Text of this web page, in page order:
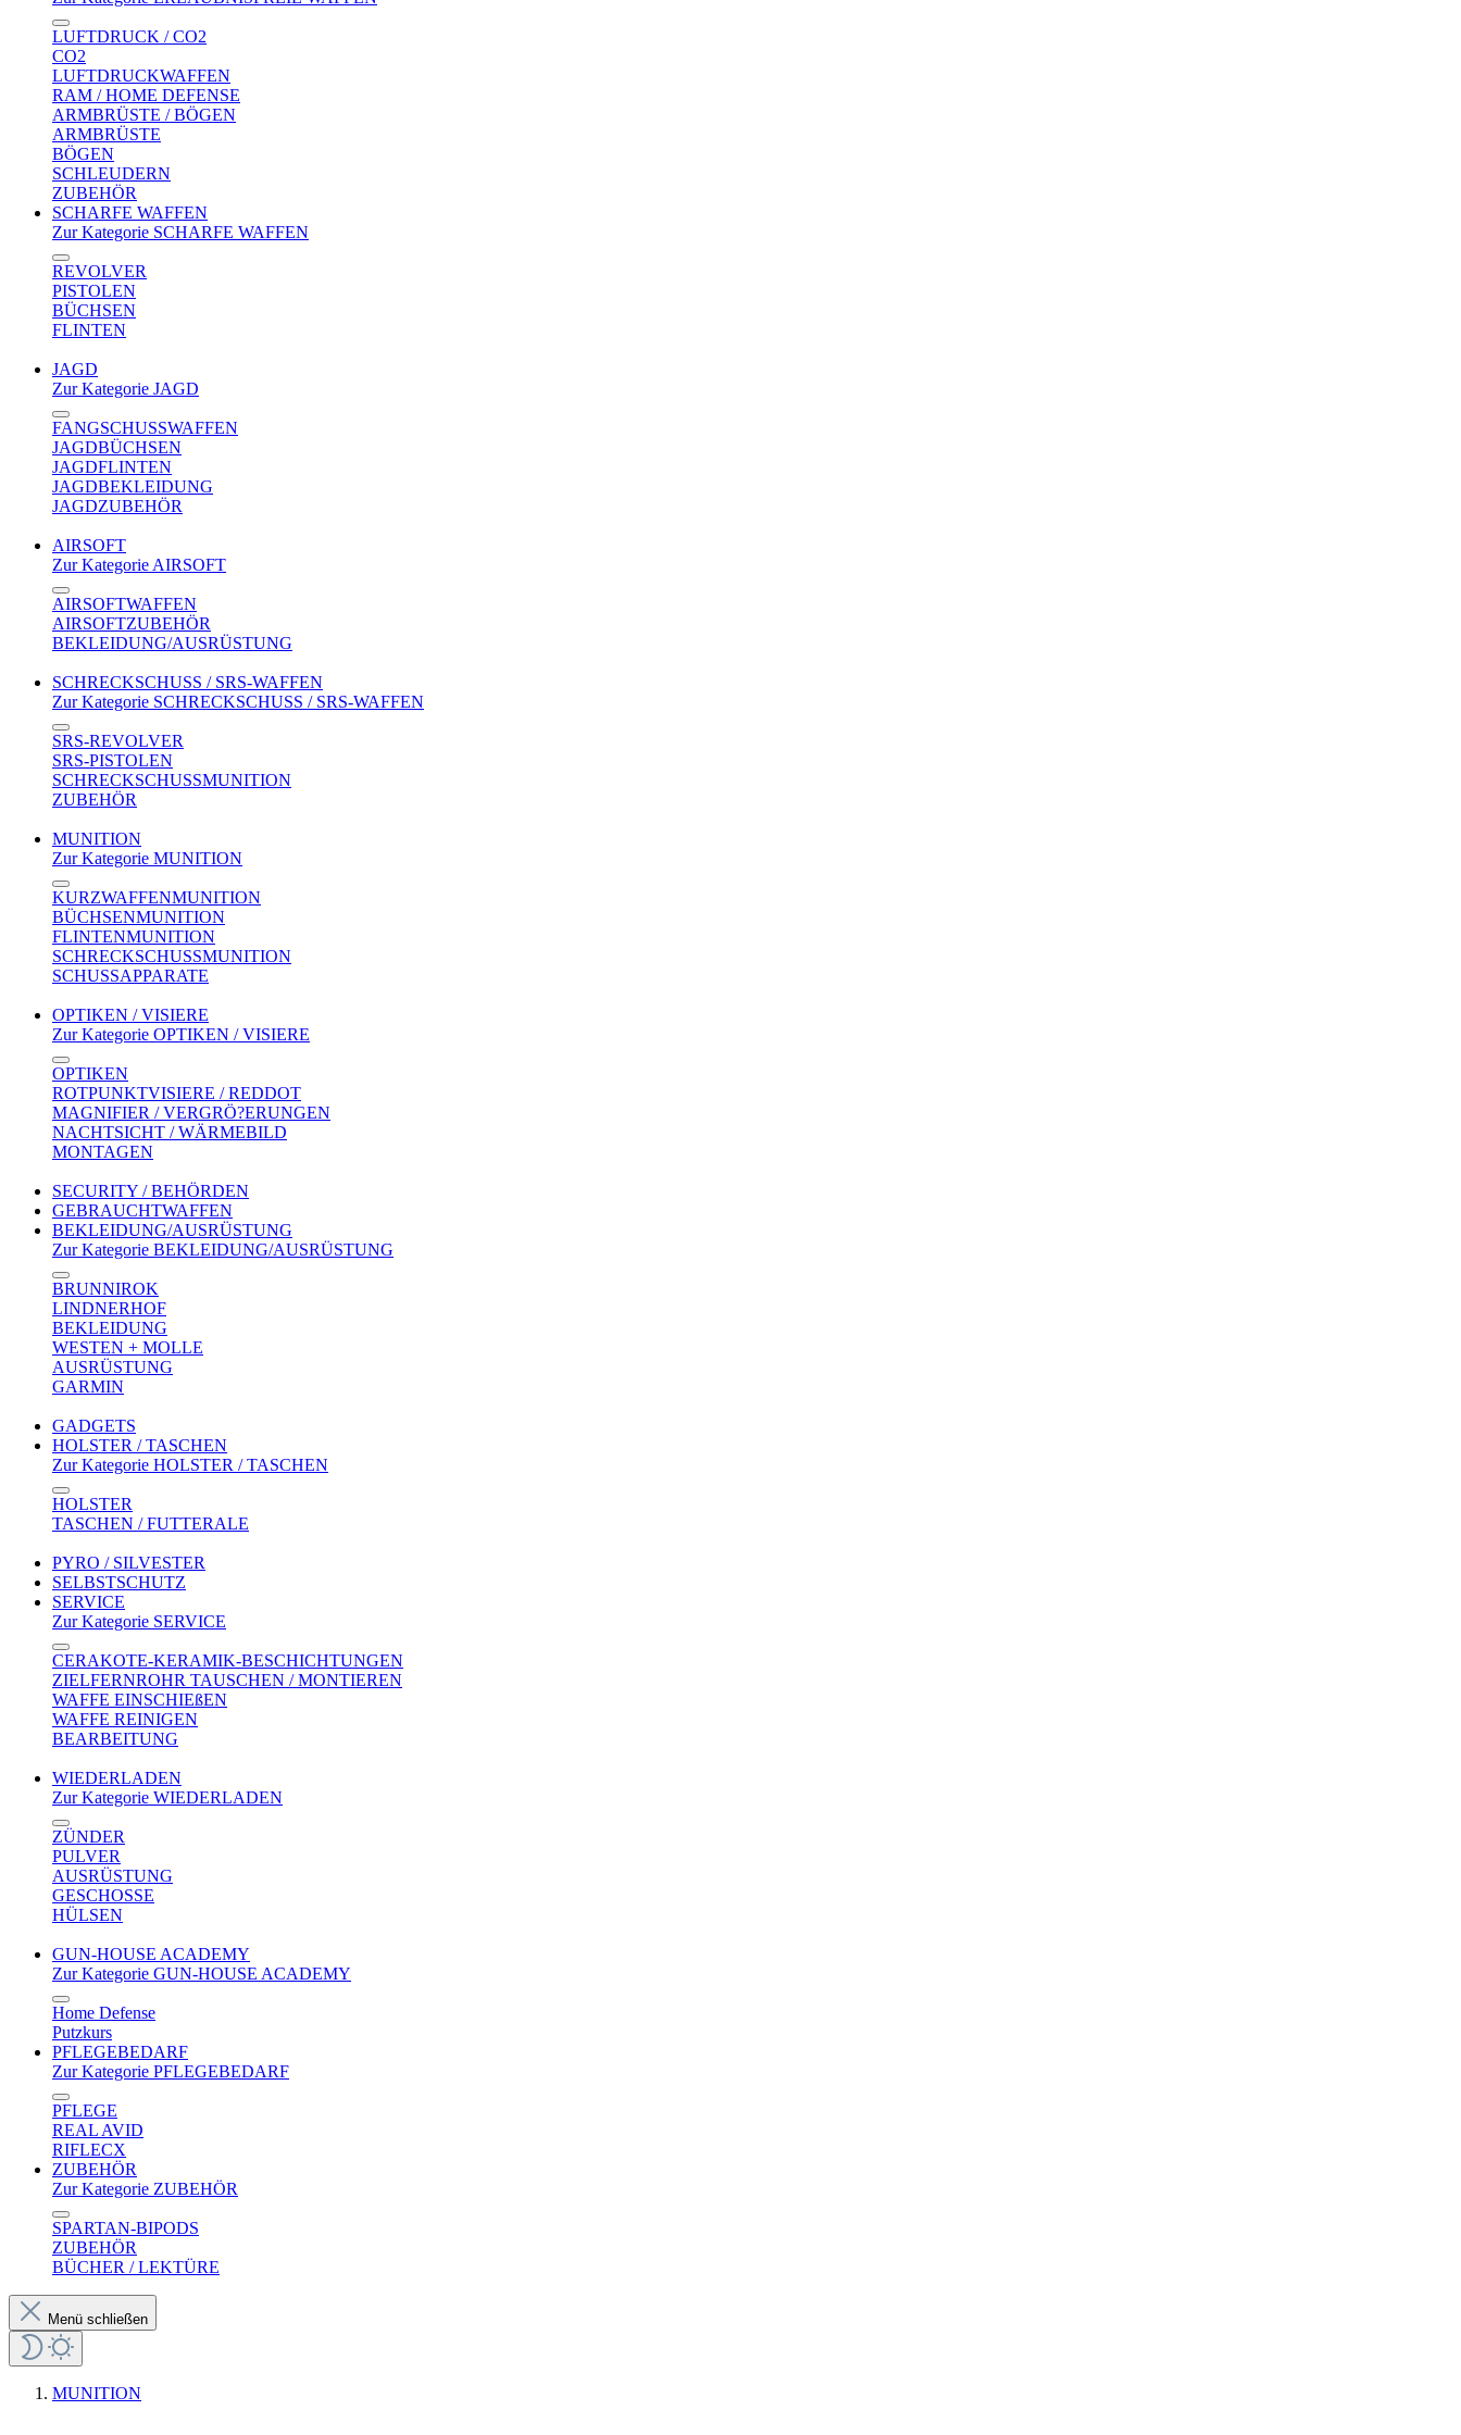
LUFTDRUCK / CO2
CO2
LUFTDRUCKWAFFEN
RAM / HOME DEFENSE
ARMBRÜSTE / BÖGEN
ARMBRÜSTE
BÖGEN
SCHLEUDERN
ZUBEHÖR
SCHARFE WAFFEN
Zur Kategorie SCHARFE WAFFEN
REVOLVER
PISTOLEN
BÜCHSEN
FLINTEN
JAGD
Zur Kategorie JAGD
FANGSCHUSSWAFFEN
JAGDBÜCHSEN
JAGDFLINTEN
JAGDBEKLEIDUNG
JAGDZUBEHÖR
AIRSOFT
Zur Kategorie AIRSOFT
AIRSOFTWAFFEN
AIRSOFTZUBEHÖR
BEKLEIDUNG/AUSRÜSTUNG
SCHRECKSCHUSS / SRS-WAFFEN
Zur Kategorie SCHRECKSCHUSS / SRS-WAFFEN
SRS-REVOLVER
SRS-PISTOLEN
SCHRECKSCHUSSMUNITION
ZUBEHÖR
MUNITION
Zur Kategorie MUNITION
KURZWAFFENMUNITION
BÜCHSENMUNITION
FLINTENMUNITION
SCHRECKSCHUSSMUNITION
SCHUSSAPPARATE
OPTIKEN / VISIERE
Zur Kategorie OPTIKEN / VISIERE
OPTIKEN
ROTPUNKTVISIERE / REDDOT
MAGNIFIER / VERGRÖ?ERUNGEN
NACHTSICHT / WÄRMEBILD
MONTAGEN
SECURITY / BEHÖRDEN
GEBRAUCHTWAFFEN
BEKLEIDUNG/AUSRÜSTUNG
Zur Kategorie BEKLEIDUNG/AUSRÜSTUNG
BRUNNIROK
LINDNERHOF
BEKLEIDUNG
WESTEN + MOLLE
AUSRÜSTUNG
GARMIN
GADGETS
HOLSTER / TASCHEN
Zur Kategorie HOLSTER / TASCHEN
HOLSTER
TASCHEN / FUTTERALE
PYRO / SILVESTER
SELBSTSCHUTZ
SERVICE
Zur Kategorie SERVICE
CERAKOTE-KERAMIK-BESCHICHTUNGEN
ZIELFERNROHR TAUSCHEN / MONTIEREN
WAFFE EINSCHIEßEN
WAFFE REINIGEN
BEARBEITUNG
WIEDERLADEN
Zur Kategorie WIEDERLADEN
ZÜNDER
PULVER
AUSRÜSTUNG
GESCHOSSE
HÜLSEN
GUN-HOUSE ACADEMY
Zur Kategorie GUN-HOUSE ACADEMY
Home Defense
Putzkurs
PFLEGEBEDARF
Zur Kategorie PFLEGEBEDARF
PFLEGE
REAL AVID
RIFLECX
ZUBEHÖR
Zur Kategorie ZUBEHÖR
SPARTAN-BIPODS
ZUBEHÖR
BÜCHER / LEKTÜRE
Menü schließen
MUNITION